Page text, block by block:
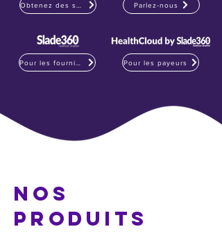
Parlez-nous
Pour les payeurs
NOS
PRODUITS